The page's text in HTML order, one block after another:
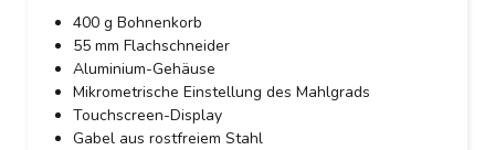
400 g Bohnenkorb
55 mm Flachschneider
Aluminium-Gehäuse
Mikrometrische Einstellung des Mahlgrads
Touchscreen-Display
Gabel aus rostfreiem Stahl